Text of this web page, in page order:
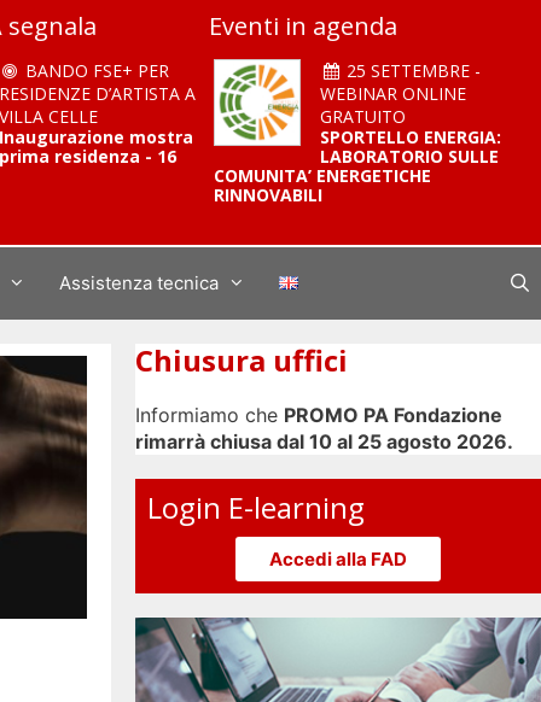
segnala
BANDO FSE+ PER
RESIDENZE D’ARTISTA A
VILLA CELLE
Inaugurazione mostra
prima residenza - 16
Eventi in agenda
25 SETTEMBRE -
WEBINAR ONLINE
GRATUITO
SPORTELLO ENERGIA:
LABORATORIO SULLE
COMUNITA’ ENERGETICHE
RINNOVABILI
Assistenza tecnica
Chiusura uffici
Informiamo che PROMO PA Fondazione
rimarrà chiusa dal 10 al 25 agosto 2026.
Login E-learning
Accedi alla FAD